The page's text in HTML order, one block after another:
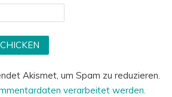
Akismet, um Spam zu reduzieren.
verarbeitet werden.